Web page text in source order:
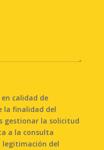
en calidad de
la finalidad del
gestionar la solicitud
a la consulta
legitimación del